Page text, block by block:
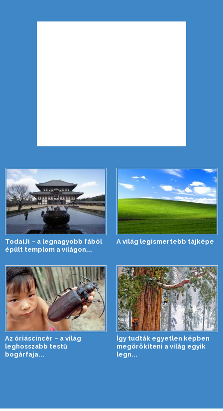
TodaiJi – a legnagyobb fából
épült templom a világon...
A világ legismertebb tájképe
Az óriáscincér – a világ
leghosszabb testű
bogárfaja...
Így tudták egyetlen képben
megörökíteni a világ egyik
legn...